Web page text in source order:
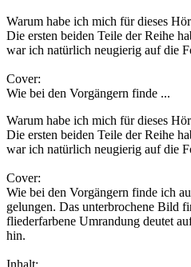
Warum habe ich mich für dieses
Die ersten beiden Teile der Reihe
war ich natürlich neugierig auf die
Cover:
Wie bei den Vorgängern finde ...
Warum habe ich mich für dieses
Die ersten beiden Teile der Reihe
war ich natürlich neugierig auf die
Cover:
Wie bei den Vorgängern finde ich
gelungen. Das unterbrochene Bild
fliederfarbene Umrandung deutet
hin.
Inhalt: